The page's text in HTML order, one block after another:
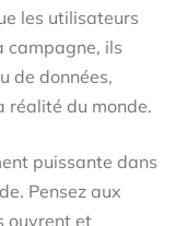
les utilisateurs
campagne, ils
de données,
réalité du monde.
puissante dans
Pensez aux
ouvrent et